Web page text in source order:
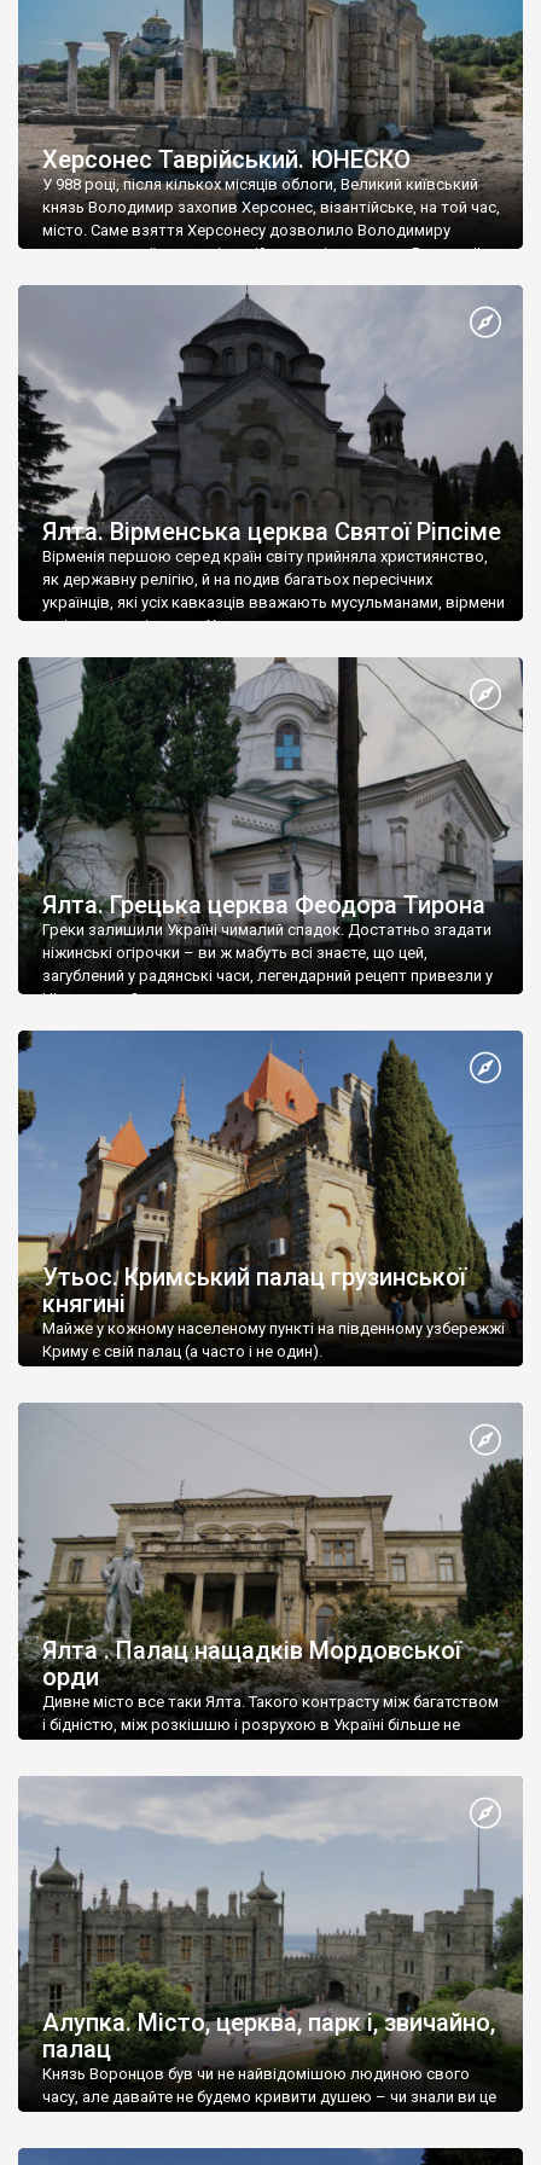
Херсонес Таврійський. ЮНЕСКО
У 988 році, після кількох місяців облоги, Великий київський
князь Володимир захопив Херсонес, візантійське, на той час,
місто. Саме взяття Херсонесу дозволило Володимиру
диктувати свої умови візантійському імператору Василю ІІ, та
Херсонесі Володимир-язичник, став Василем-християнином.
А потім було Хрещення Русі. На честь Херсонесу Таврійського
Ялта. Вірменська церква Святої Ріпсіме
Вірменія першою серед країн світу прийняла християнство,
як державну релігію, й на подив багатьох пересічних
українців, які усіх кавказців вважають мусульманами, вірмени
є відданими вірянами Христа
Ялта. Грецька церква Феодора Тирона
Греки залишили Україні чималий спадок. Достатньо згадати
ніжинські огірочки – ви ж мабуть всі знаєте, що цей,
загублений у радянські часи, легендарний рецепт привезли у
Ніжин греки?
Утьос. Кримський палац грузинської
княгині
Майже у кожному населеному пункті на південному узбережжі
Криму є свій палац (а часто і не один).
Ялта . Палац нащадків Мордовської
орди
Дивне місто все таки Ялта. Такого контрасту між багатством
і бідністю, між розкішшю і розрухою в Україні більше не
Алупка. Місто, церква, парк і, звичайно,
палац
Князь Воронцов був чи не найвідомішою людиною свого
часу, але давайте не будемо кривити душею – чи знали ви це